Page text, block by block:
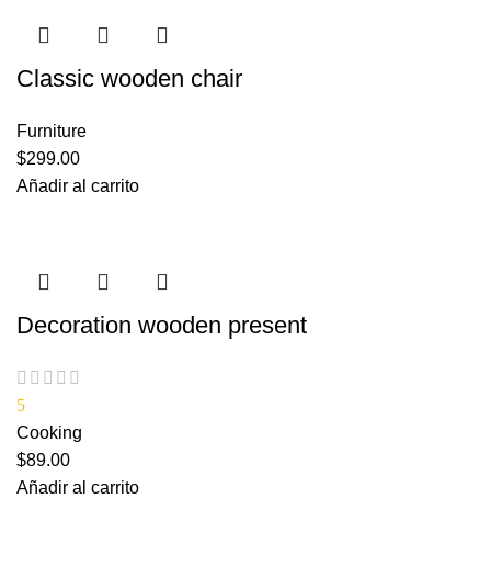
Classic wooden chair
Furniture
$299.00
Añadir al carrito
Decoration wooden present
5
Cooking
$89.00
Añadir al carrito